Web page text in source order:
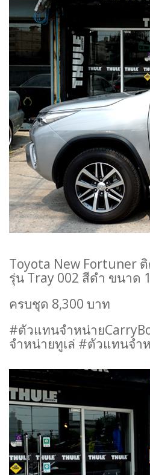
Toyota New Fortuner
รุ่น Tray 002 สีดำ ขนาด
ครบชุด 8,300 บาท
#ตัวแทนจำหน่าย
จำหน่ายทูเล่ #ตัวแทนจำ